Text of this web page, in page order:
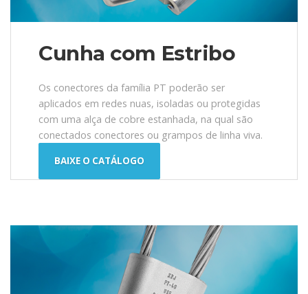
Cunha com Estribo
Os conectores da família PT poderão ser
aplicados em redes nuas, isoladas ou protegidas
com uma alça de cobre estanhada, na qual são
conectados conectores ou grampos de linha viva.
BAIXE O CATÁLOGO